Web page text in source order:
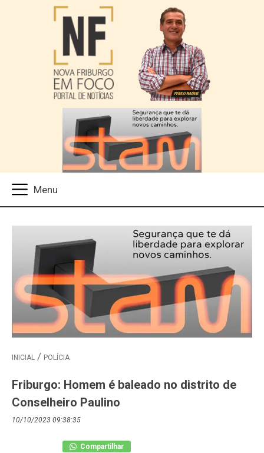
INICIAL POLÍCIA
Friburgo: Homem é baleado no distrito de
Conselheiro Paulino
10/10/2023 09:38:35
Compartilhar